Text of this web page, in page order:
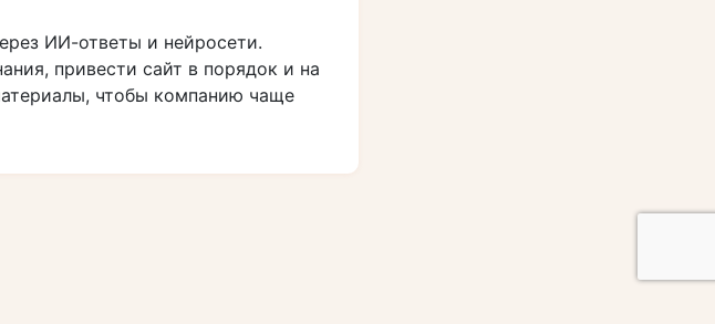
ИИ-ответы и нейросети.
привести сайт в порядок и на
чтобы компанию чаще